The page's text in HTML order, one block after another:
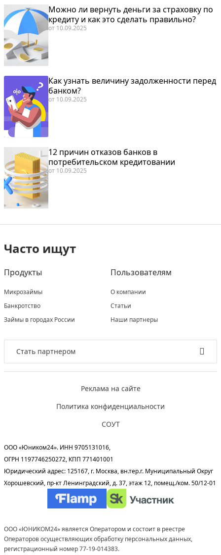
Можно ли вернуть деньги за страховку по
кредиту и как это сделать правильно?
от 10.09.2025
Как узнать величину задолженности перед
банком?
от 10.09.2025
12 причин отказов банков в
потребительском кредитовании
от 10.09.2025
Часто ищут
Продукты
Микрозаймы
Банкротство
Займы в городах России
Пользователям
О компании
Статьи
Наши партнеры
Стать партнером
Реклама на сайте
Политика конфиденциальности
СОУТ
ООО «Юником24». ИНН 9705131016,
ОГРН 1197746250272, КПП 771401001
Юридический адрес: 125167, г. Москва, вн.тер.г. Муниципальный Округ
Хорошевский, пр-кт Ленинградский, д. 37, этаж 12, помещ./ком. 50/12-01
ООО «ЮНИКОМ24» является Оператором и состоит в реестре
Операторов осуществляющих обработку персональных данных,
регистрационный номер 77-19-014383.